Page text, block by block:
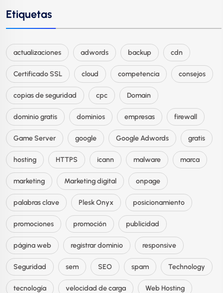
Etiquetas
actualizaciones adwords backup cdn
Certificado SSL cloud competencia consejos
copias de seguridad cpc Domain
dominio gratis dominios empresas firewall
Game Server google Google Adwords gratis
hosting HTTPS icann malware marca
marketing Marketing digital onpage
palabras clave Plesk Onyx posicionamiento
promociones promoción publicidad
página web registrar dominio responsive
Seguridad sem SEO spam Technology
tecnología velocidad de carga Web Hosting